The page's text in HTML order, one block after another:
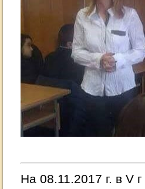
На 08.11.2017 г. в V